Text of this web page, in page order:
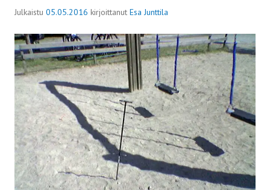
Julkaistu 05.05.2016 kirjoittanut Esa Junttila